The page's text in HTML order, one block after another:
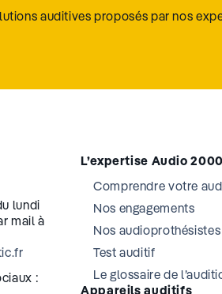
auditives proposés par nos
lundi
mail à
:
L’expertise Audio 2000
Comprendre votre
Nos engagements
Nos audioprothésistes
Test auditif
Le glossaire de
Appareils auditifs